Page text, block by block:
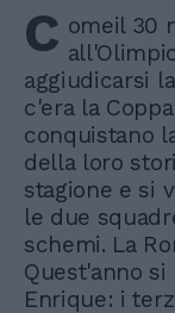
C omeil 30
aggiudicarsi
c'era la
conquistano
della loro
stagione e si
le due
schemi. La
Quest'anno
Enrique: i